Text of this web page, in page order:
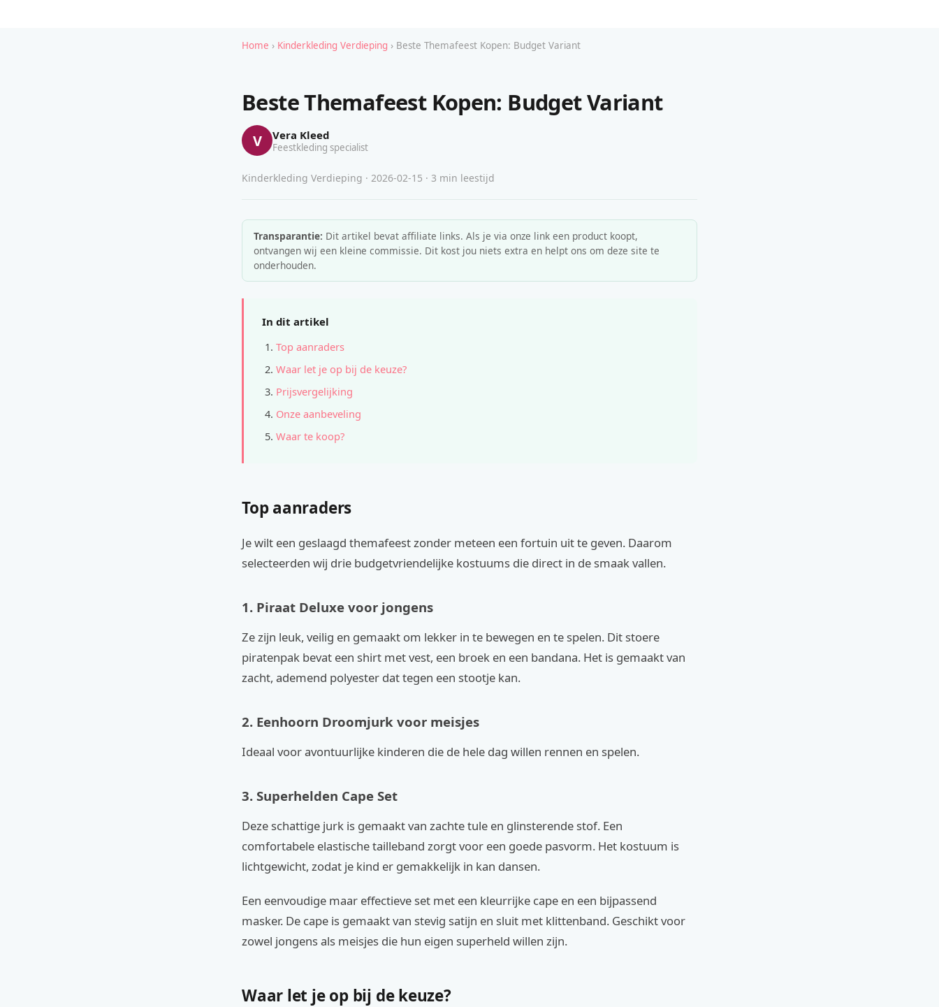
Home › Kinderkleding Verdieping › Beste Themafeest Kopen: Budget Variant
Beste Themafeest Kopen: Budget Variant
V Vera Kleed
Feestkleding specialist
Kinderkleding Verdieping · 2026-02-15 · 3 min leestijd
Transparantie: Dit artikel bevat affiliate links. Als je via onze link een product koopt,
ontvangen wij een kleine commissie. Dit kost jou niets extra en helpt ons om deze site te
onderhouden.
In dit artikel
Top aanraders
Waar let je op bij de keuze?
Prijsvergelijking
Onze aanbeveling
Waar te koop?
Top aanraders
Je wilt een geslaagd themafeest zonder meteen een fortuin uit te geven. Daarom
selecteerden wij drie budgetvriendelijke kostuums die direct in de smaak vallen.
1. Piraat Deluxe voor jongens
Ze zijn leuk, veilig en gemaakt om lekker in te bewegen en te spelen. Dit stoere
piratenpak bevat een shirt met vest, een broek en een bandana. Het is gemaakt van
zacht, ademend polyester dat tegen een stootje kan.
2. Eenhoorn Droomjurk voor meisjes
Ideaal voor avontuurlijke kinderen die de hele dag willen rennen en spelen.
3. Superhelden Cape Set
Deze schattige jurk is gemaakt van zachte tule en glinsterende stof. Een
comfortabele elastische tailleband zorgt voor een goede pasvorm. Het kostuum is
lichtgewicht, zodat je kind er gemakkelijk in kan dansen.
Een eenvoudige maar effectieve set met een kleurrijke cape en een bijpassend
masker. De cape is gemaakt van stevig satijn en sluit met klittenband. Geschikt voor
zowel jongens als meisjes die hun eigen superheld willen zijn.
Waar let je op bij de keuze?